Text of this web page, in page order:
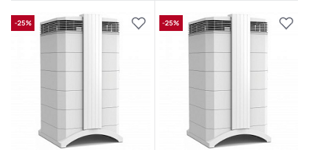
-25% -25%